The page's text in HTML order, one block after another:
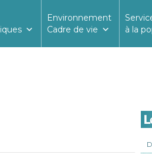
Environnement
Cadre de vie
à la